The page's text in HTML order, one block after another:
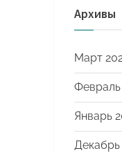
Архивы
Март
Февраль
Январь
Декабрь